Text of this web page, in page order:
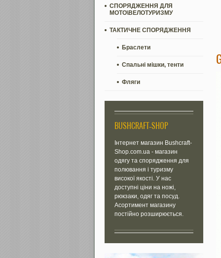
СПОРЯДЖЕННЯ ДЛЯ
МОТО\ВЕЛОТУРИЗМУ
ТАКТИЧНЕ СПОРЯДЖЕННЯ
Браслети
Спальні мішки, тенти
Фляги
BUSHCRAFT-SHOP
Інтернет магазин Bushcraft-
Shop.com.ua - магазин
одягу та спорядження для
полювання і туризму
високої якості. У нас
доступні ціни на ножі,
рюкзаки, одяг та посуд.
Асортимент магазину
постійно розширюється.